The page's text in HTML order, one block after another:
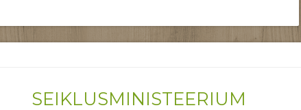
SEIKLUSMINISTEERIUM